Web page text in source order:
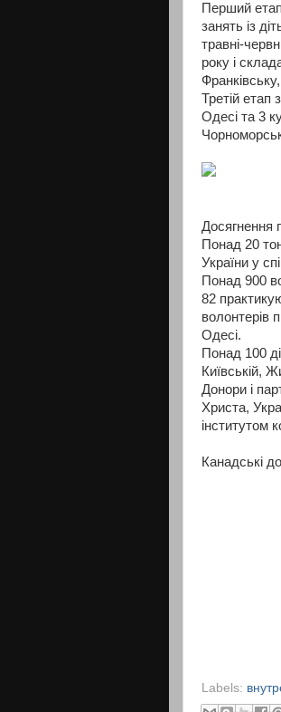
Перший етап
занять із
травні-
року і
Третій етап
Одесі та 3
Досягнення
Понад 20
України у
Понад 900
82
волонтерів
Одесі.
Понад 100
Київській,
Донори і
Христа,
інститутом
Канадські
Labels: